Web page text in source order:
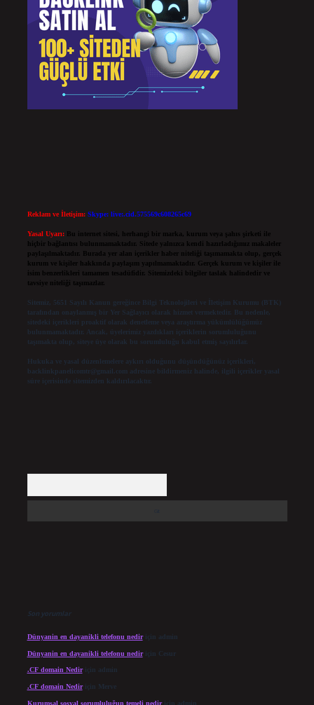
Reklam ve İletişim: Skype: live:.cid.575569c608265c69
Yasal Uyarı:
Bu internet sitesi, herhangi bir marka, kurum veya şahıs şirketi ile
hiçbir bağlantısı bulunmamaktadır. Sitede yalnızca kendi hazırladığımız makaleler
paylaşılmaktadır. Burada yer alan içerikler haber niteliği taşımamakta olup, gerçek
kurum ve kişiler hakkında paylaşım yapılmamaktadır. Gerçek kurum ve kişiler ile
isim benzerlikleri tamamen tesadüfidir. Sitemizdeki bilgiler taslak halindedir ve
tavsiye niteliği taşımazlar.
Sitemiz, 5651 Sayılı Kanun gereğince Bilgi Teknolojileri ve İletişim Kurumu (BTK)
tarafından onaylanmış bir Yer Sağlayıcı olarak hizmet vermektedir. Bu nedenle,
sitedeki içerikleri proaktif olarak denetleme veya araştırma yükümlülüğümüz
bulunmamaktadır. Ancak, üyelerimiz yazdıkları içeriklerin sorumluluğunu
taşımakta olup, siteye üye olarak bu sorumluluğu kabul etmiş sayılırlar.
Hukuka ve yasal düzenlemelere aykırı olduğunu düşündüğünüz içerikleri,
backlinkpanelicomtr@gmail.comadresine bildirmeniz halinde, ilgili içerikler yasal
süre içerisinde sitemizden kaldırılacaktır.
Son yorumlar
Dünyanin en dayanikli telefonu nediriçin admin
Dünyanin en dayanikli telefonu nediriçin Cesur
.CF domain Nediriçin admin
.CF domain Nediriçin Merve
Kurumsal sosyal sorumluluğun temeli nediriçin admin